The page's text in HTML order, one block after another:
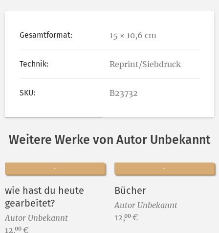
Gesamtformat: 15 × 10,6 cm
Technik: Reprint/Siebdruck
SKU: B23732
Weitere Werke von Autor Unbekannt
wie hast du heute
gearbeitet?
Autor Unbekannt
Preis:
12,00 €
Bücher
Autor Unbekannt
Preis:
12,00 €